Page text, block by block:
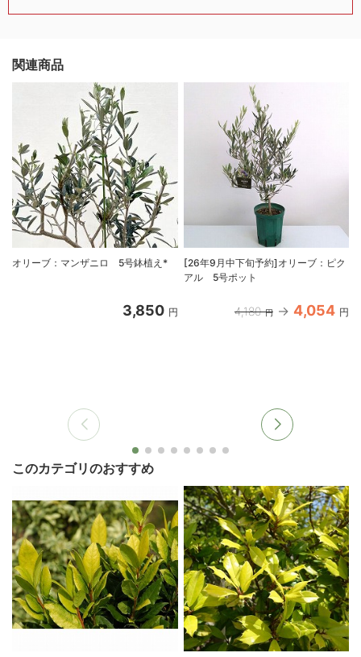
関連商品
オリーブ：マンザニロ 5号鉢植え*
3,850 円
[26年9月中下旬予約]オリーブ：ピク
アル 5号ポット
4,180 円 4,054 円
このカテゴリのおすすめ